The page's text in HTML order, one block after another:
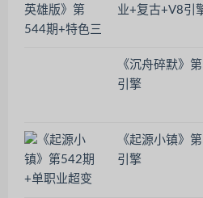
业+复古+V8引
《沉舟碎默》
引擎
《起源小镇》
引擎